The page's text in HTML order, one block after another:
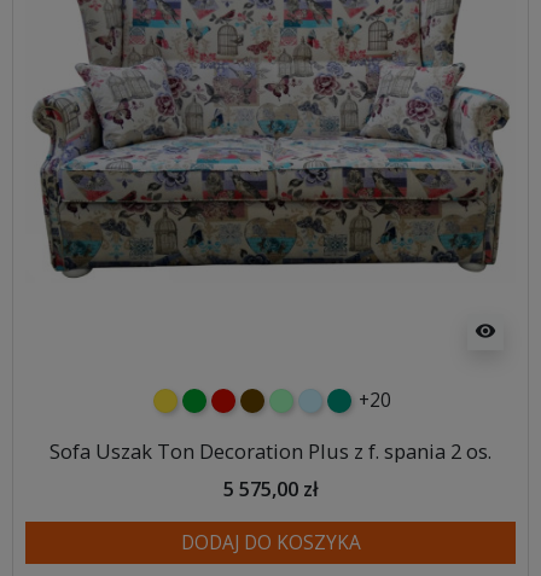
visibility
żółtyzielonyczerwony
czekoladowy
miętowybłękitny
turkusowy
+20
Sofa Uszak Ton Decoration Plus z f. spania 2 os.
5 575,00 zł
DODAJ DO KOSZYKA